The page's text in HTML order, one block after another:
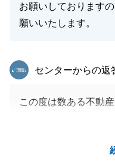
お願いしております
願いいたします。
東急リバブル
センターからの返
この度は数ある不動
進めさせていただく